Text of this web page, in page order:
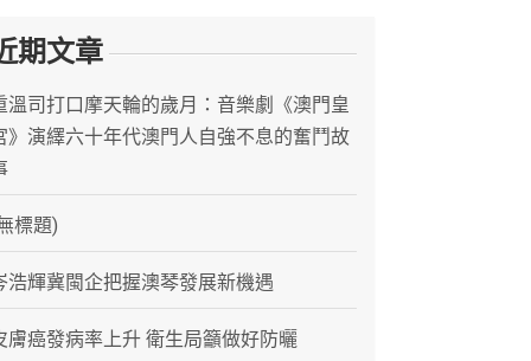
期文章
溫司打口摩天輪的歲月：音樂劇《澳門皇
》演繹六十年代澳門人自強不息的奮鬥故
標題)
浩輝冀閩企把握澳琴發展新機遇
膚癌發病率上升 衛生局籲做好防曬